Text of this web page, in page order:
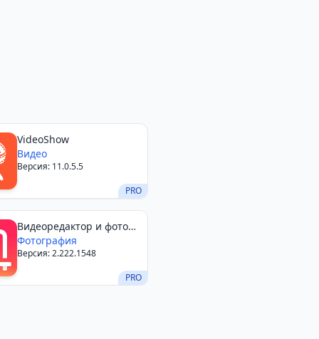
PRO
VideoShow
Видео
Версия: 11.0.5.5
PRO
Видеоредактор и фото
— InShot
Фотография
Версия: 2.222.1548